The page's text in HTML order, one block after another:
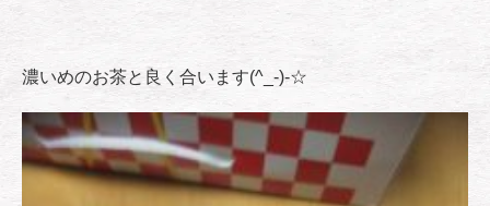
濃いめのお茶と良く合います(^_-)-☆